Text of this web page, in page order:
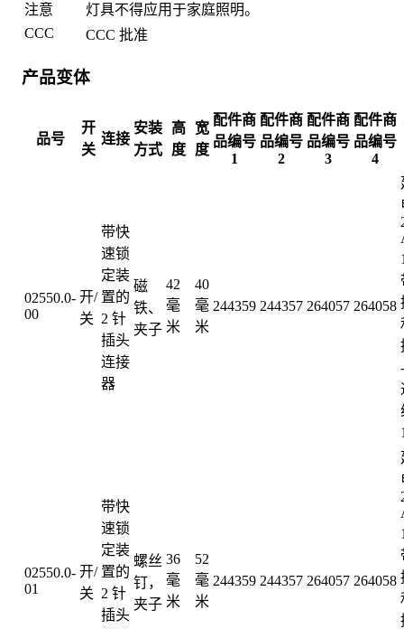
注意
灯具不得应用于家庭照明。
CCC
CCC 批准
产品变体
品号
开
关
连接
安装
方式
高
度
宽
度
配件商
品编号
1
配件商
品编号
2
配件商
品编号
3
配件商
品编号
4
02550.0-
00
开/
关
带快
速锁
定装
置的
2 针
插头
连接
器
磁
铁、
夹子
42
毫
米
40
毫
米
244359 244357 264057 264058
02550.0-
01
开/
关
带快
速锁
定装
置的
2 针
插头
螺丝
钉，
夹子
36
毫
米
52
毫
米
244359 244357 264057 264058